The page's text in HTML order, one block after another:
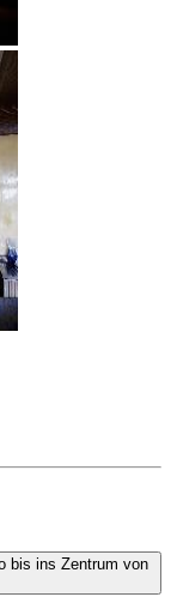
bis ins Zentrum von